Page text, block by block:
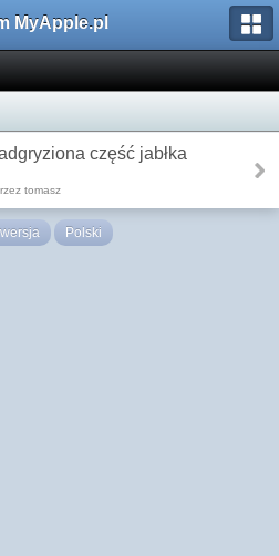
MyApple.pl
część jabłka
tomasz
wersja Polski